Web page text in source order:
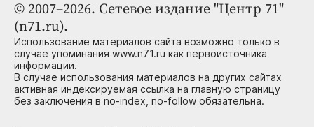
© 2007–2026. Сетевое издание "Центр 71"
(n71.ru).
Использование материалов сайта возможно только в
случае упоминания www.n71.ru как первоисточника
информации.
В случае использования материалов на других сайтах
активная индексируемая ссылка на главную страницу
без заключения в no-index, no-follow обязательна.